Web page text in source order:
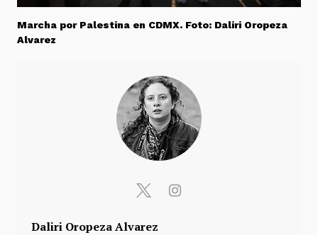
Marcha por Palestina en CDMX. Foto: Daliri Oropeza
Alvarez
Daliri Oropeza Alvarez